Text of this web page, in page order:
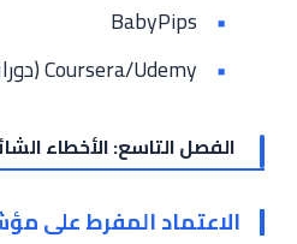
BabyPips
Coursera/Udemy (دورات تدريبية)
الفصل التاسع: الأخطاء
الاعتماد المفرط على